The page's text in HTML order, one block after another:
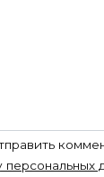
персональных